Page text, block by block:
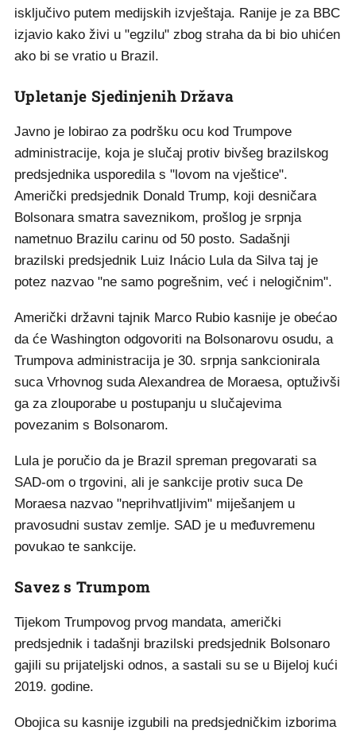
isključivo putem medijskih izvještaja. Ranije je za BBC
izjavio kako živi u "egzilu" zbog straha da bi bio uhićen
ako bi se vratio u Brazil.
Upletanje Sjedinjenih Država
Javno je lobirao za podršku ocu kod Trumpove
administracije, koja je slučaj protiv bivšeg brazilskog
predsjednika usporedila s "lovom na vještice".
Američki predsjednik Donald Trump, koji desničara
Bolsonara smatra saveznikom, prošlog je srpnja
nametnuo Brazilu carinu od 50 posto. Sadašnji
brazilski predsjednik Luiz Inácio Lula da Silva taj je
potez nazvao "ne samo pogrešnim, već i nelogičnim".
Američki državni tajnik Marco Rubio kasnije je obećao
da će Washington odgovoriti na Bolsonarovu osudu, a
Trumpova administracija je 30. srpnja sankcionirala
suca Vrhovnog suda Alexandrea de Moraesa, optuživši
ga za zlouporabe u postupanju u slučajevima
povezanim s Bolsonarom.
Lula je poručio da je Brazil spreman pregovarati sa
SAD-om o trgovini, ali je sankcije protiv suca De
Moraesa nazvao "neprihvatljivim" miješanjem u
pravosudni sustav zemlje. SAD je u međuvremenu
povukao te sankcije.
Savez s Trumpom
Tijekom Trumpovog prvog mandata, američki
predsjednik i tadašnji brazilski predsjednik Bolsonaro
gajili su prijateljski odnos, a sastali su se u Bijeloj kući
2019. godine.
Obojica su kasnije izgubili na predsjedničkim izborima